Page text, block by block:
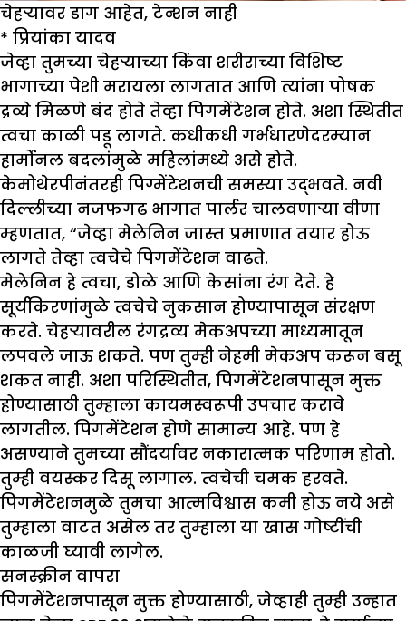
चेहऱ्यावर डाग आहेत, टेन्शन नाही
* प्रियांका यादव
जेव्हा तुमच्या चेहऱ्याच्या किंवा शरीराच्या विशिष्ट
भागाच्या पेशी मरायला लागतात आणि त्यांना पोषक
द्रव्ये मिळणे बंद होते तेव्हा पिगमेंटेशन होते. अशा स्थितीत
त्वचा काळी पडू लागते. कधीकधी गर्भधारणेदरम्यान
हार्मोनल बदलांमुळे महिलांमध्ये असे होते.
केमोथेरपीनंतरही पिग्मेंटेशनची समस्या उद्भवते. नवी
दिल्लीच्या नजफगढ भागात पार्लर चालवणाऱ्या वीणा
म्हणतात, “जेव्हा मेलेनिन जास्त प्रमाणात तयार होऊ
लागते तेव्हा त्वचेचे पिगमेंटेशन वाढते.
मेलेनिन हे त्वचा, डोळे आणि केसांना रंग देते. हे
सूर्यकिरणांमुळे त्वचेचे नुकसान होण्यापासून संरक्षण
करते. चेहऱ्यावरील रंगद्रव्य मेकअपच्या माध्यमातून
लपवले जाऊ शकते. पण तुम्ही नेहमी मेकअप करून बसू
शकत नाही. अशा परिस्थितीत, पिगमेंटेशनपासून मुक्त
होण्यासाठी तुम्हाला कायमस्वरूपी उपचार करावे
लागतील. पिगमेंटेशन होणे सामान्य आहे. पण हे
असण्याने तुमच्या सौंदर्यावर नकारात्मक परिणाम होतो.
तुम्ही वयस्कर दिसू लागाल. त्वचेची चमक हरवते.
पिगमेंटेशनमुळे तुमचा आत्मविश्वास कमी होऊ नये असे
तुम्हाला वाटत असेल तर तुम्हाला या खास गोष्टींची
काळजी घ्यावी लागेल.
सनस्क्रीन वापरा
पिगमेंटेशनपासून मुक्त होण्यासाठी, जेव्हाही तुम्ही उन्हात